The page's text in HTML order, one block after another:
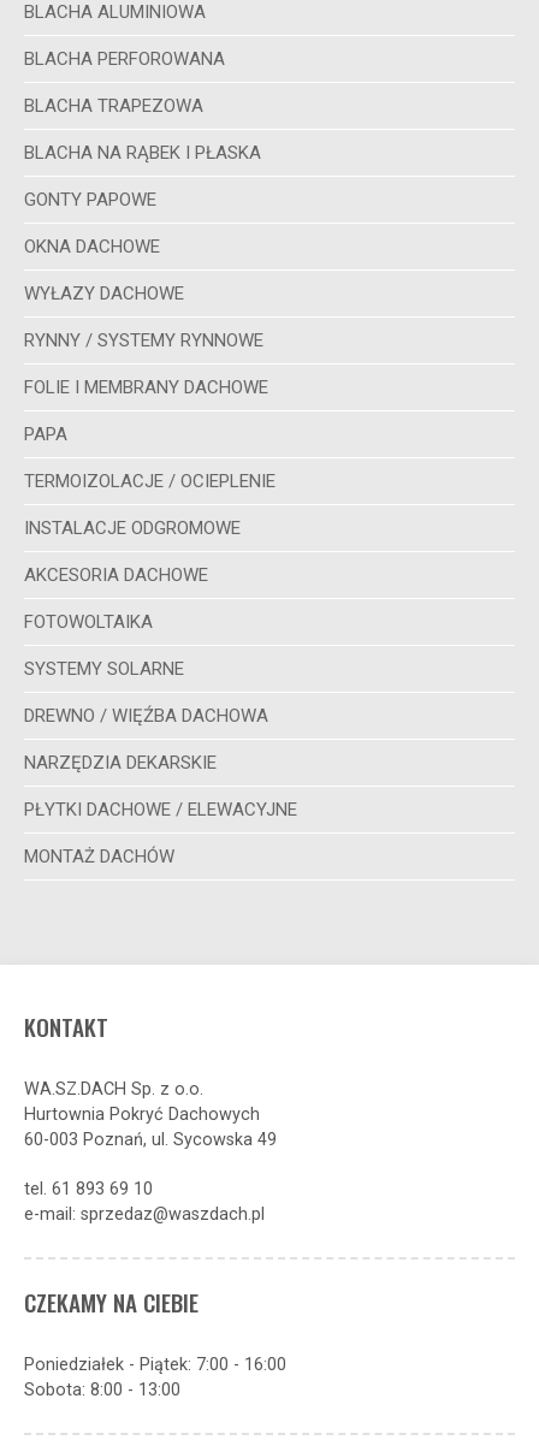
BLACHA ALUMINIOWA
BLACHA PERFOROWANA
BLACHA TRAPEZOWA
BLACHA NA RĄBEK I PŁASKA
GONTY PAPOWE
OKNA DACHOWE
WYŁAZY DACHOWE
RYNNY / SYSTEMY RYNNOWE
FOLIE I MEMBRANY DACHOWE
PAPA
TERMOIZOLACJE / OCIEPLENIE
INSTALACJE ODGROMOWE
AKCESORIA DACHOWE
FOTOWOLTAIKA
SYSTEMY SOLARNE
DREWNO / WIĘŹBA DACHOWA
NARZĘDZIA DEKARSKIE
PŁYTKI DACHOWE / ELEWACYJNE
MONTAŻ DACHÓW
KONTAKT
WA.SZ.DACH Sp. z o.o.
Hurtownia Pokryć Dachowych
60-003 Poznań, ul. Sycowska 49
tel. 61 893 69 10
e-mail: sprzedaz@waszdach.pl
CZEKAMY NA CIEBIE
Poniedziałek - Piątek: 7:00 - 16:00
Sobota: 8:00 - 13:00